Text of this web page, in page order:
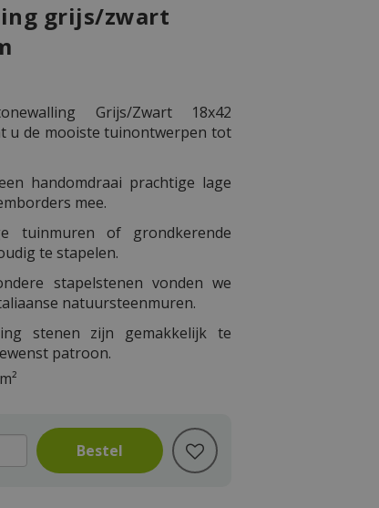
grijs/zwart
Grijs/Zwart 18x42
u de mooiste tuinontwerpen tot
handomdraai prachtige lage
mee.
tuinmuren of grondkerende
te stapelen.
stapelstenen vonden we
natuursteenmuren.
stenen zijn gemakkelijk te
patroon.